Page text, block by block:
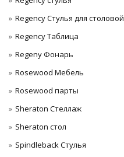
Regency Стулья для столовой
Regency Таблица
Regeny Фонарь
Rosewood Мебель
Rosewood парты
Sheraton Стеллаж
Sheraton стол
Spindleback Стулья